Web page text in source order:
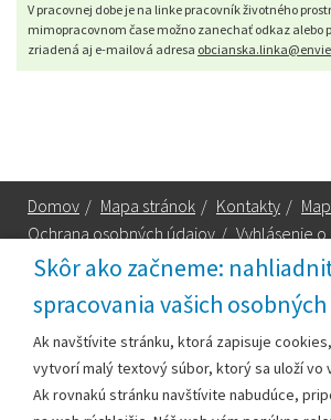
Skôr ako začneme:
spracovania vašich
Ak navštívite stránku, ktorá zapisuje
vytvorí malý textový súbor, ktorý sa uloží vo
Ak rovnakú stránku navštívite nabudúce,
V pracovnej dobe je na linke pracovník životného
mimopracovnom čase možno zanechať odkaz alebo
zriadená aj e-mailová adresa
Domov / Mapa stránok / Kontakty /
Ochrana osobných údajov / Vyhlásenie
Technická podpora
Mestský úrad Leopoldov
Hlohovská cesta 1818/2A